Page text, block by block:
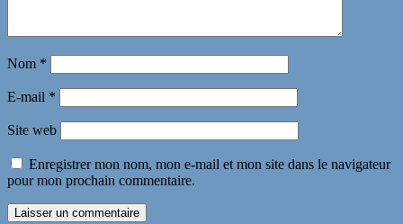
Nom *
E-mail *
Site web
Enregistrer mon nom, mon e-mail et mon site dans le navigateur
pour mon prochain commentaire.